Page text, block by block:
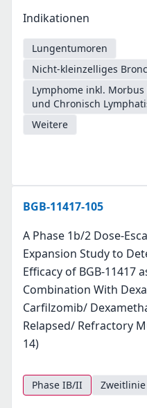
Indikationen
Lungentumoren
Nicht-kleinzelliges
Lymphome inkl.
und Chronisch
Weitere
BGB-11417-105
A Phase 1b/2 Dose-
Expansion Study to
Efficacy of BGB-11417
Combination With
Carfilzomib/
Relapsed/ Refractory
14)
Phase IB/II Zweitlinie